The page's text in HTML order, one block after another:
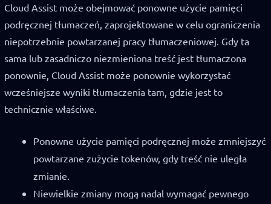
Cloud Assist może obejmować ponowne użycie pamięci
podręcznej tłumaczeń, zaprojektowane w celu ograniczenia
niepotrzebnie powtarzanej pracy tłumaczeniowej. Gdy ta
sama lub zasadniczo niezmieniona treść jest tłumaczona
ponownie, Cloud Assist może ponownie wykorzystać
wcześniejsze wyniki tłumaczenia tam, gdzie jest to
technicznie właściwe.
Ponowne użycie pamięci podręcznej może zmniejszyć
powtarzane zużycie tokenów, gdy treść nie uległa
zmianie.
Niewielkie zmiany mogą nadal wymagać pewnego